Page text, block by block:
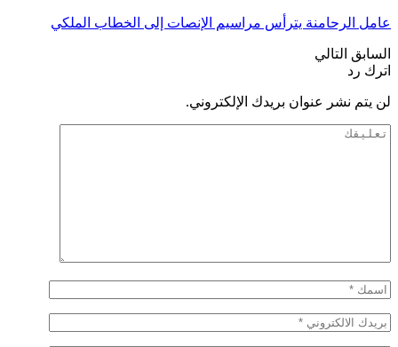
عامل الرحامنة يترأس مراسيم الإنصات إلى الخطاب الملكي
السابق التالي
اترك رد
لن يتم نشر عنوان بريدك الإلكتروني.